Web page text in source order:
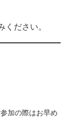
ださい。
加の際はお早め